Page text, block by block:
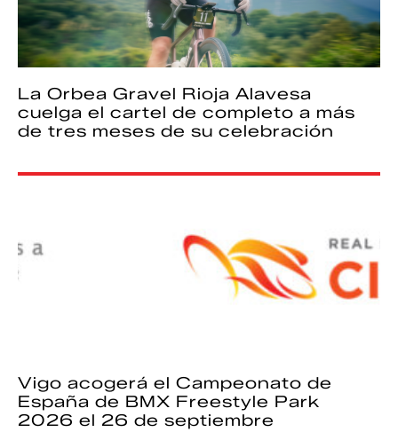
La Orbea Gravel Rioja Alavesa
cuelga el cartel de completo a más
de tres meses de su celebración
Vigo acogerá el Campeonato de
España de BMX Freestyle Park
2026 el 26 de septiembre